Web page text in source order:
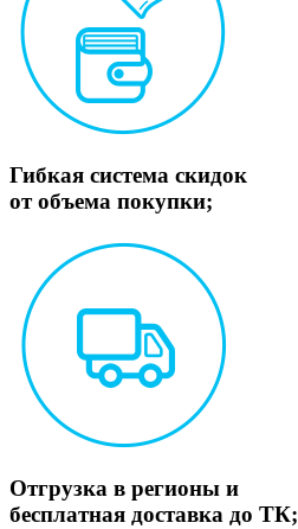
Гибкая система скидок
от объема покупки;
Отгрузка в регионы и
бесплатная доставка до ТК;